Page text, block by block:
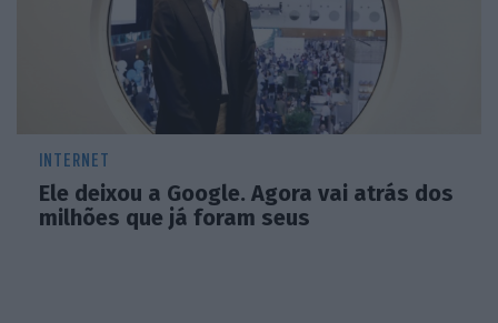
INTERNET
Ele deixou a Google. Agora vai atrás dos
milhões que já foram seus